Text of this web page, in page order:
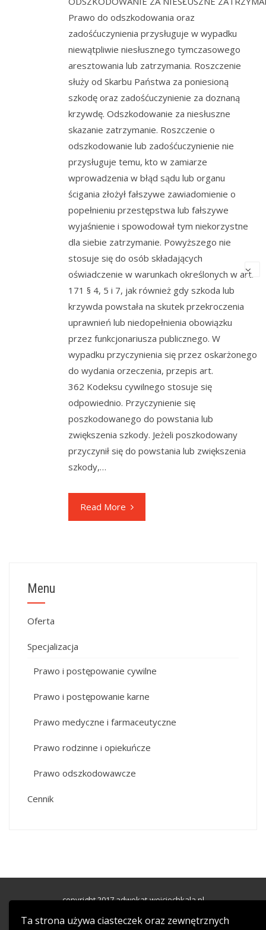
Ta strona używa ciasteczek oraz zewnętrznych
Prawo do odszkodowania oraz
zadośćuczynienia przysługuje w wypadku
niewątpliwie niesłusznego tymczasowego
aresztowania lub zatrzymania. Roszczenie
służy od Skarbu Państwa za poniesioną
szkodę oraz zadośćuczynienie za doznaną
krzywdę. Odszkodowanie za niesłuszne
skazanie zatrzymanie. Roszczenie o
odszkodowanie lub zadośćuczynienie nie
przysługuje temu, kto w zamiarze
wprowadzenia w błąd sądu lub organu
ścigania złożył fałszywe zawiadomienie o
popełnieniu przestępstwa lub fałszywe
wyjaśnienie i spowodował tym niekorzystne
dla siebie zatrzymanie. Powyższego nie
stosuje się do osób składających
oświadczenie w warunkach określonych w art.
171 § 4, 5 i 7, jak również gdy szkoda lub
krzywda powstała na skutek przekroczenia
uprawnień lub niedopełnienia obowiązku
przez funkcjonariusza publicznego. W
wypadku przyczynienia się przez oskarżonego
do wydania orzeczenia, przepis art.
362 Kodeksu cywilnego stosuje się
odpowiednio. Przyczynienie się
poszkodowanego do powstania lub
zwiększenia szkody. Jeżeli poszkodowany
przyczynił się do powstania lub zwiększenia
szkody,…
Read More
Menu
Oferta
Specjalizacja
Prawo i postępowanie cywilne
Prawo i postępowanie karne
Prawo medyczne i farmaceutyczne
Prawo rodzinne i opiekuńcze
Prawo odszkodowawcze
Cennik
copyright 2017 adwokat-wojciechkala.pl
WordPress Theme|HashOneby HashThemes